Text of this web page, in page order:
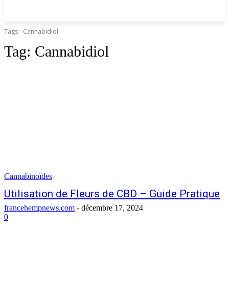
Tags Cannabidiol
Tag: Cannabidiol
Cannabinoïdes
Utilisation de Fleurs de CBD – Guide Pratique
francehempnews.com - décembre 17, 2024
0